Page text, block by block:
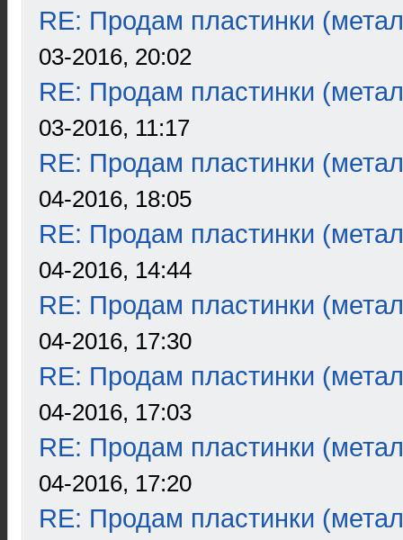
RE: Продам пластинки
03-2016, 20:02
RE: Продам пластинки
03-2016, 11:17
RE: Продам пластинки
04-2016, 18:05
RE: Продам пластинки
04-2016, 14:44
RE: Продам пластинки
04-2016, 17:30
RE: Продам пластинки
04-2016, 17:03
RE: Продам пластинки
04-2016, 17:20
RE: Продам пластинки